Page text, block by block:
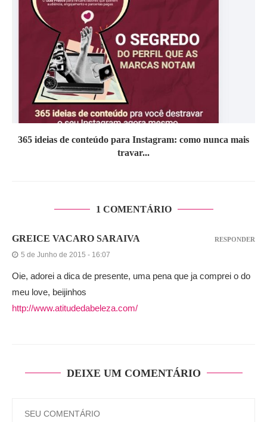
365 ideias de conteúdo para Instagram: como nunca mais
travar...
1 COMENTÁRIO
GREICE VACARO SARAIVA
5 de Junho de 2015 - 16:07
Oie, adorei a dica de presente, uma pena que ja comprei o do
meu love, beijinhos
http://www.atitudedabeleza.com/
RESPONDER
DEIXE UM COMENTÁRIO